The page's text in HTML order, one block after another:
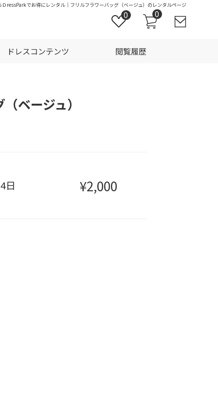
ressParkでお得にレンタル｜フリルフラワーバッグ（ベージュ）のレンタルページ
ドレスコンテンツ 閲覧履歴
0 0
ベージュ）
日 ¥2,000